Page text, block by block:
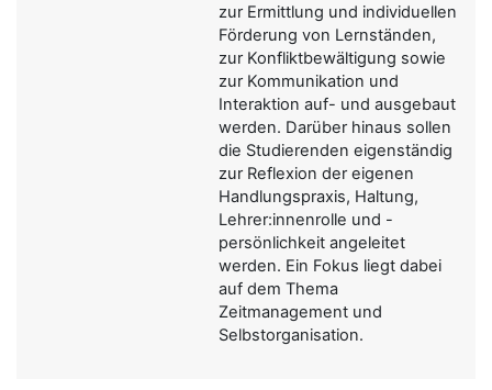
zur Ermittlung und individuellen
Förderung von Lernständen,
zur Konfliktbewältigung sowie
zur Kommunikation und
Interaktion auf- und ausgebaut
werden. Darüber hinaus sollen
die Studierenden eigenständig
zur Reflexion der eigenen
Handlungspraxis, Haltung,
Lehrer:innenrolle und -
persönlichkeit angeleitet
werden. Ein Fokus liegt dabei
auf dem Thema
Zeitmanagement und
Selbstorganisation.